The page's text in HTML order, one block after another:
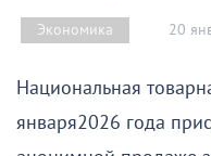
Экономика 20
Национальная
января2026 года